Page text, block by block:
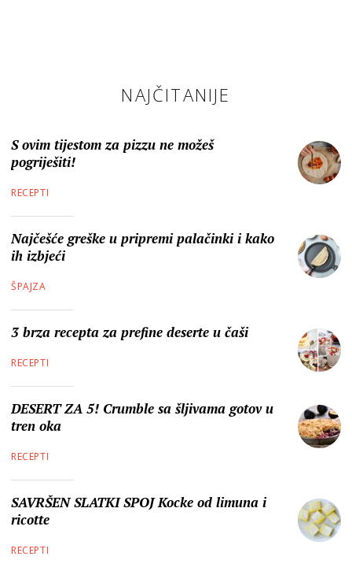
NAJČITANIJE
S ovim tijestom za pizzu ne možeš
pogriješiti!
RECEPTI
Najčešće greške u pripremi palačinki i kako
ih izbjeći
ŠPAJZA
3 brza recepta za prefine deserte u čaši
RECEPTI
DESERT ZA 5! Crumble sa šljivama gotov u
tren oka
RECEPTI
SAVRŠEN SLATKI SPOJ Kocke od limuna i
ricotte
RECEPTI